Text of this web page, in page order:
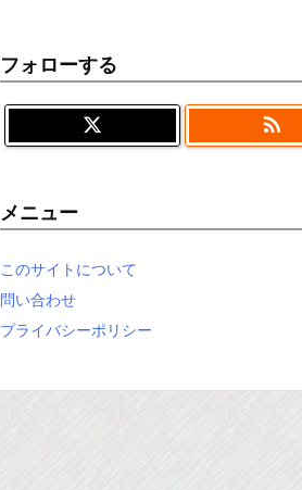
フォローする

メニュー
このサイトについて
問い合わせ
プライバシーポリシー